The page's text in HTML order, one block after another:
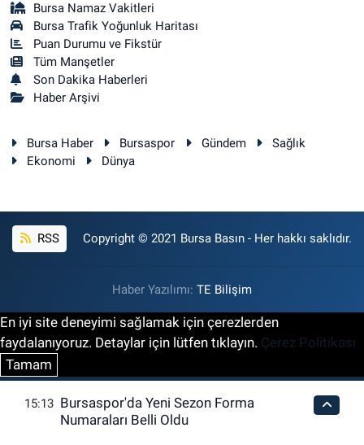
Bursa Namaz Vakitleri
Bursa Trafik Yoğunluk Haritası
Puan Durumu ve Fikstür
Tüm Manşetler
Son Dakika Haberleri
Haber Arşivi
Bursa Haber Bursaspor Gündem
Sağlık
Ekonomi
Dünya
RSS Copyright © 2021 Bursa Basın - Her hakkı saklıdır.
Haber Yazılımı: TE Bilişim
En iyi site deneyimi sağlamak için çerezlerden
faydalanıyoruz. Detaylar için lütfen tıklayın. Çerez Politikası
Tamam
15:13 Bursaspor'da Yeni Sezon Forma
Numaraları Belli Oldu